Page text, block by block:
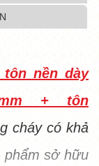
tôn nền dày
+ tôn
cháy có khả
phẩm sở hữu